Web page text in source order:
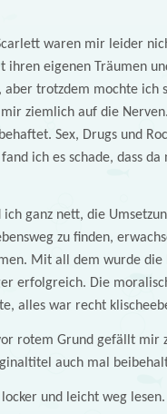
waren mir leider
ihren eigenen Träumen
trotzdem mochte ich
ziemlich auf die Nerven.
Sex, Drugs und
ich es schade, dass
ganz nett, die
zu finden,
Mit all dem wurde
erfolgreich. Die
alles war recht
rotem Grund gefällt mir
auch mal
und leicht weg